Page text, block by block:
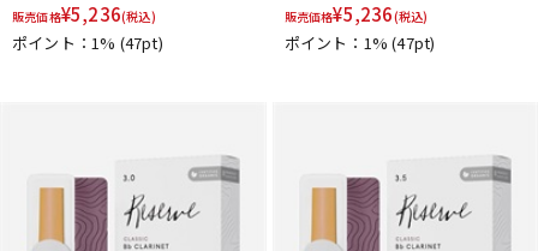
販売価格¥5,236(税込)
ポイント：1% (47pt)
販売価格¥5,236(税込)
ポイント：1%(47pt)